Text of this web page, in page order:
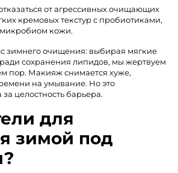
от агрессивных очищающих
кремовых текстур с пробиотиками,
кожи.
зимнего очищения: выбирая мягкие
сохранения липидов, мы жертвуем
пор. Макияж снимается хуже,
на умывание. Но это
целостность барьера.
для
зимой под